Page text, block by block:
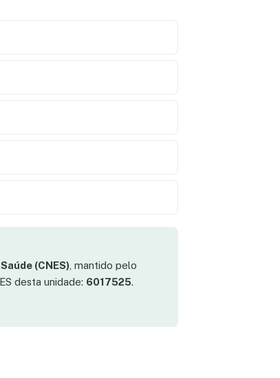
(CNES) , mantido pelo
desta unidade: 6017525.